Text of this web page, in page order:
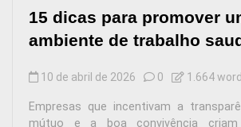
15 dicas para promover
ambiente de trabalho
10 de abril de 2026 0 1.664 word
Empresas que incentivam a
mútuo e a boa convivência